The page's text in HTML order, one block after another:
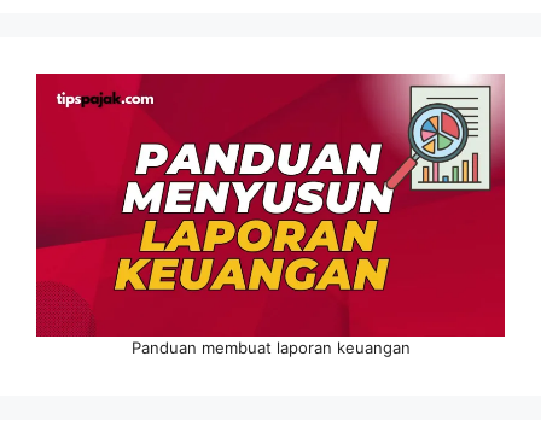
Panduan membuat laporan keuangan